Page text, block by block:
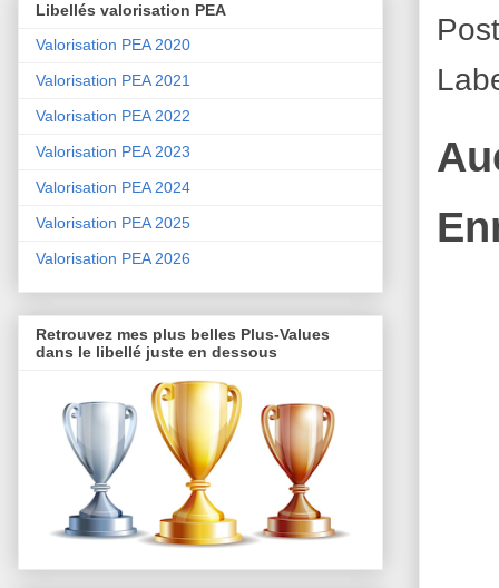
Libellés valorisation PEA
Valorisation PEA 2020
Valorisation PEA 2021
Valorisation PEA 2022
Valorisation PEA 2023
Valorisation PEA 2024
Valorisation PEA 2025
Valorisation PEA 2026
Retrouvez mes plus belles Plus-Values
dans le libellé juste en dessous